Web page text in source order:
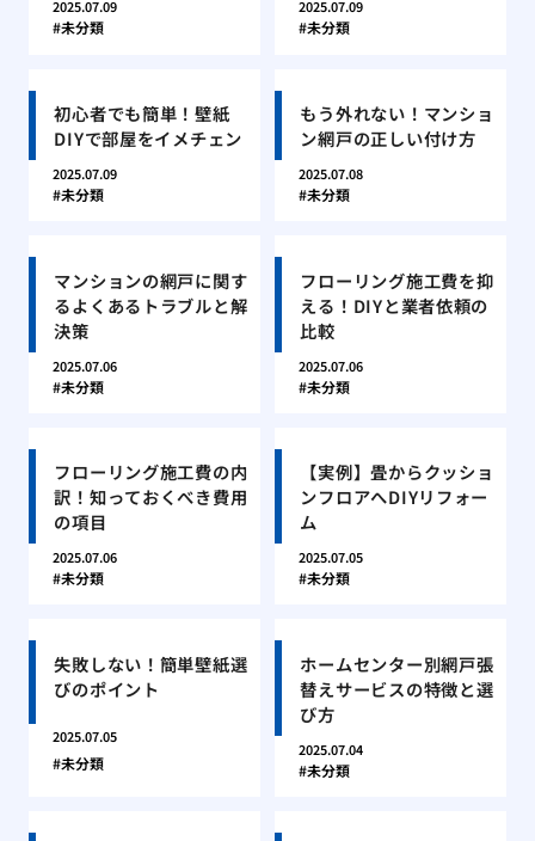
2025.07.09
未分類
2025.07.09
未分類
初心者でも簡単！壁紙
DIYで部屋をイメチェン
2025.07.09
未分類
もう外れない！マンショ
ン網戸の正しい付け方
2025.07.08
未分類
マンションの網戸に関す
るよくあるトラブルと解
決策
2025.07.06
未分類
フローリング施工費を抑
える！DIYと業者依頼の
比較
2025.07.06
未分類
フローリング施工費の内
訳！知っておくべき費用
の項目
2025.07.06
未分類
【実例】畳からクッショ
ンフロアへDIYリフォー
ム
2025.07.05
未分類
失敗しない！簡単壁紙選
びのポイント
2025.07.05
未分類
ホームセンター別網戸張
替えサービスの特徴と選
び方
2025.07.04
未分類